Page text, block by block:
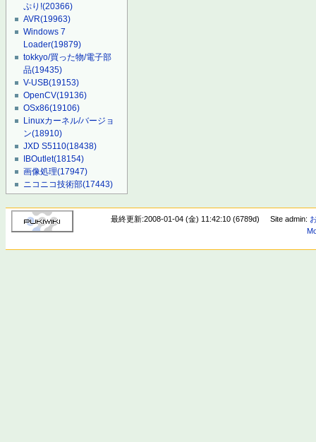
ぷり!(20366)
AVR(19963)
Windows 7
Loader(19879)
tokkyo/買った物/電子部
品(19435)
V-USB(19153)
OpenCV(19136)
OSx86(19106)
Linuxカーネル/バージョ
ン(18910)
JXD S5110(18438)
IBOutlet(18154)
画像処理(17947)
ニコニコ技術部(17443)
最終更新:2008-01-04 (金) 11:42:10 (6789d) Site admin: